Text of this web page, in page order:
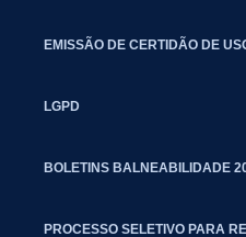
EMISSÃO DE CERTIDÃO DE
LGPD
BOLETINS BALNEABILIDADE
PROCESSO SELETIVO PARA